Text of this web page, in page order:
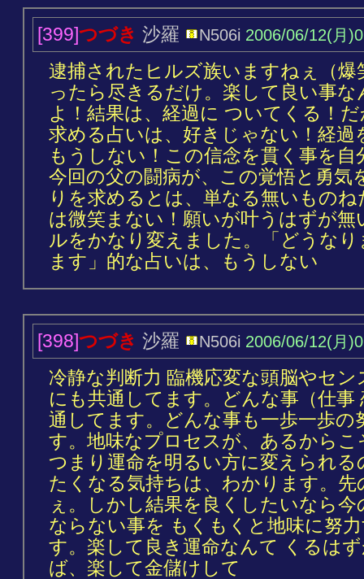
[399]つづき 沙羅 N506i 2006/06/12(月
逮捕されたヒルズ族いますねぇ（爆
ったら尽きるだけ。楽して良い事
よ！結果は、経過に ついてくる！
求める占いは、好きじゃない！経過
もうしない！この信念を貫く事を
今回の父の闘病が、この覚悟と勇気
りを求めるとは、単なる無いもの
は微笑まない！願いが叶うはずが
ルをかなり変えました。「どうな
ます」的な占いは、もうしない
[398]つづき 沙羅 N506i 2006/06/12(月
冷静な判断力 臨機応変な頭脳やセ
にも共通してます。どんな事（仕事
通してます。どんな事も一歩一歩の
す。地味なプロセスが、あるからこ
つまり運命を明るい方に変えられ
たくなる気持ちは、わかります。
ぇ。しかし結果を良くしたいなら
ならない事を もくもくと地味に努
す。楽して良き運命なんて くるは
ば、楽して金儲けして